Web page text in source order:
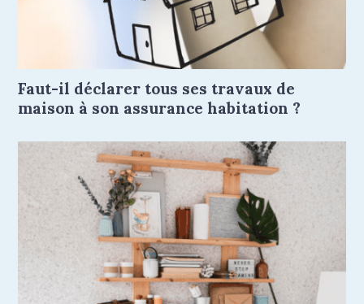
Faut-il déclarer tous ses travaux de
maison à son assurance habitation ?